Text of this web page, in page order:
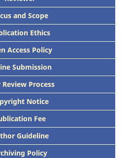
and Scope
Ethics
Access Policy
Submission
Review Process
Notice
Fee
Guideline
Policy